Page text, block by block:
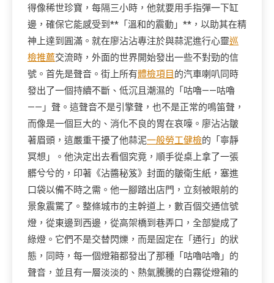
得像稀世珍寶，每隔三小時，他就要用手指彈一下缸
邊，確保它能感受到**「溫和的震動」**，以助其在精
神上達到圓滿。就在廖沾沾專注於與蒜泥進行心靈巡
檢推薦交流時，外面的世界開始發出一些不對勁的信
號。首先是聲音。街上所有體檢項目 的汽車喇叭同時
發出了一個持續不斷、低沉且潮濕的「咕嚕——咕嚕
——」聲。這聲音不是引擎聲，也不是正常的鳴笛聲，
而像是一個巨大的、消化不良的胃在哀嚎。廖沾沾皺
著眉頭，這嚴重干擾了他蒜泥一般勞工健檢的「寧靜
冥想」。他決定出去看個究竟，順手從桌上拿了一張
髒兮兮的，印著《沾醬秘笈》封面的皺衛生紙，塞進
口袋以備不時之需。他一腳踏出店門，立刻被眼前的
景象震驚了。整條城市的主幹道上，數百個交通信號
燈，從東邊到西邊，從高架橋到巷弄口，全部變成了
綠燈。它們不是交替閃爍，而是固定在「通行」的狀
態，同時，每一個燈箱都發出了那種「咕嚕咕嚕」的
聲音，並且有一層淡淡的、熱氣騰騰的白霧從燈箱的